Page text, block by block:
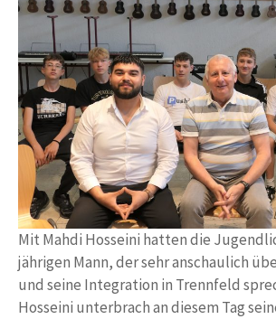
Mit Mahdi Hosseini hatten die
jährigen Mann, der sehr anschaulich
und seine Integration in Trennfeld
Hosseini unterbrach an diesem Tag